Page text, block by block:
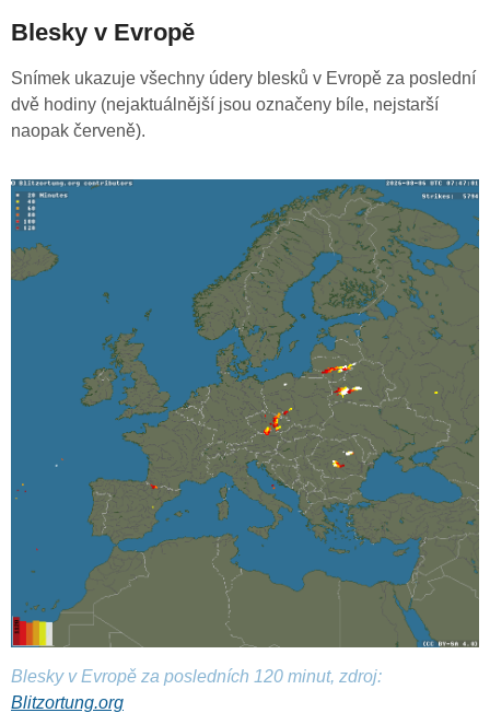
Blesky v Evropě
Snímek ukazuje všechny údery blesků v Evropě za poslední
dvě hodiny (nejaktuálnější jsou označeny bíle, nejstarší
naopak červeně).
Blesky v Evropě za posledních 120 minut, zdroj:
Blitzortung.org